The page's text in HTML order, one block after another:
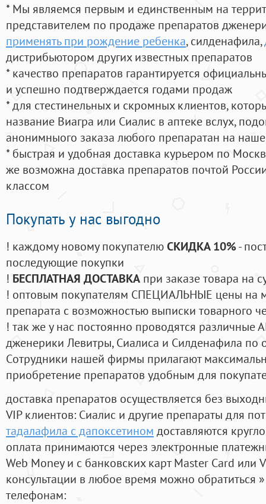
* Мы являемся первым и единственным на
представителем по продаже препаратов
применять при рождение ребенка, силденафила,
дистрибьютором других известных препаратов
* качество препаратов гарантируется
и успешно подтверждается годами продаж
* для стестинельных и скромных клиентов,
название Виагра или Сиалис в аптеке вслух,
анонимныого заказа любого препаратан на
* быстрая и удобная доставка курьером по
же возможна доставка препаратов почтой
классом
Покупать у нас выгодно
! каждому новому покупателюСКИДКА 10%-
последующие покупки
! БЕСПЛАТНАЯ ДОСТАВКА при заказе товара на
! оптовым покупателям СПЕЦИАЛЬНЫЕ цены на
препарата с возможностью выписки товарного
! так же у нас постоянно проводятся
дженерики Левитры, Сиалиса и Силденафила по
Cотрудники нашей фирмы прилагают
приобретение препаратов удобным для
доставка препаратов осуществляется без
VIP клиентов: Сиалис и другие препараты для
тадалафила с дапоксетином доставляются
оплата принимаются через электронные
Web Money и с банковских карт Master Card или
консультации в любое время можно обратиться
телефонам: